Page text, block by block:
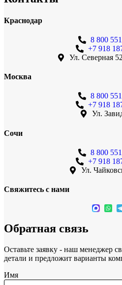
Краснодар
8 800
+7 918
Ул. Северная
Москва
8 800
+7 918
Ул.
Сочи
8 800
+7 918
Ул.
Свяжитесь с нами
Обратная связь
Оставьте заявку - наш менеджер
детали и предложит варианты
Имя